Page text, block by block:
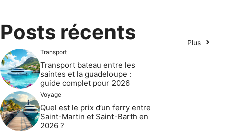
Posts récents Plus
Transport
Transport bateau entre les
saintes et la guadeloupe :
guide complet pour 2026
Voyage
Quel est le prix d’un ferry entre
Saint-Martin et Saint-Barth en
2026 ?